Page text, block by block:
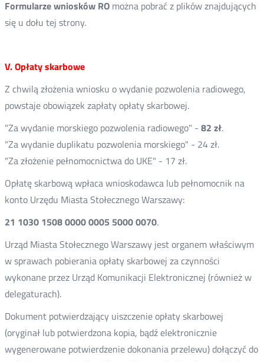
Formularze wniosków ROmożna pobrać z plików znajdujących
się u dołu tej strony.
V. Opłaty skarbowe
Z chwilą złożenia wniosku o wydanie pozwolenia radiowego,
powstaje obowiązek zapłaty opłaty skarbowej.
"Za wydanie morskiego pozwolenia radiowego" - 82 zł.
"Za wydanie duplikatu pozwolenia morskiego" - 24 zł.
"Za złożenie pełnomocnictwa do UKE" - 17 zł.
Opłatę skarbową wpłaca wnioskodawca lub pełnomocnik na
konto Urzędu Miasta Stołecznego Warszawy:
21 1030 1508 0000 0005 5000 0070.
Urząd Miasta Stołecznego Warszawy jest organem właściwym
w sprawach pobierania opłaty skarbowej za czynności
wykonane przez Urząd Komunikacji Elektronicznej (również w
delegaturach).
Dokument potwierdzający uiszczenie opłaty skarbowej
(oryginał lub potwierdzona kopia, bądź elektronicznie
wygenerowane potwierdzenie dokonania przelewu) dołączyć do